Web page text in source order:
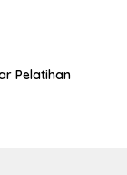
Pelatihan